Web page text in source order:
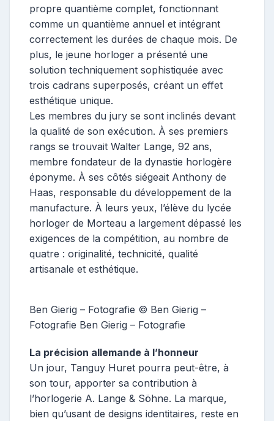
propre quantième complet, fonctionnant
comme un quantième annuel et intégrant
correctement les durées de chaque mois. De
plus, le jeune horloger a présenté une
solution techniquement sophistiquée avec
trois cadrans superposés, créant un effet
esthétique unique.
Les membres du jury se sont inclinés devant
la qualité de son exécution. À ses premiers
rangs se trouvait Walter Lange, 92 ans,
membre fondateur de la dynastie horlogère
éponyme. À ses côtés siégeait Anthony de
Haas, responsable du développement de la
manufacture. À leurs yeux, l’élève du lycée
horloger de Morteau a largement dépassé les
exigences de la compétition, au nombre de
quatre : originalité, technicité, qualité
artisanale et esthétique.
Ben Gierig – Fotografie © Ben Gierig –
Fotografie Ben Gierig – Fotografie
La précision allemande à l’honneur
Un jour, Tanguy Huret pourra peut-être, à
son tour, apporter sa contribution à
l’horlogerie A. Lange & Söhne. La marque,
bien qu’usant de designs identitaires, reste en